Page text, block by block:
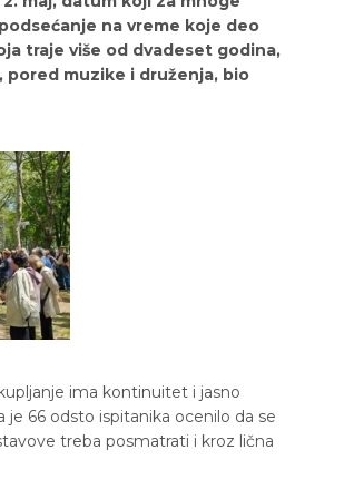
na vreme koje deo
traje više od dvadeset godina,
pored muzike i druženja, bio
ima kontinuitet i jasno
66 odsto ispitanika ocenilo da se
treba posmatrati i kroz lična